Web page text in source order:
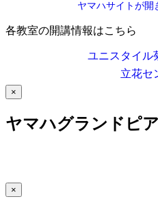
ヤマハサイトが開
各教室の開講情報はこちら
ユニスタイル
立花セ
×
ヤマハグランドピ
×